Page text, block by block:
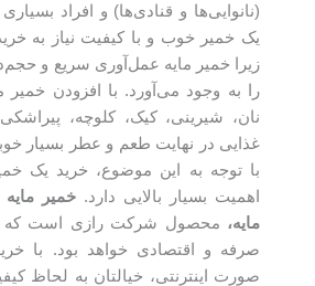
(نانوایی‌ها و قنادی‌ها) و افراد
یک خمیر خوب و با کیفیت نیاز به
زیرا خمیر مایه عمل‌آوری سریع و
را به وجود می‌‌‌آورد. با افزودن خمیر
نان، شیرینی، کیک، کلوچه،
غذایی در نهایت طعم و عطر بسیار
با توجه به این موضوع، خرید یک
اهمیت بسیار بالایی دارد. خمیر مایه
مایه، محصول شرکت رازی است که
صرفه و اقتصادی خواهد بود. با
صورت اینترنتی، خیالتان به لحاظ